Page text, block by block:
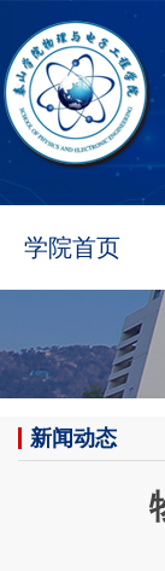
学院首页
新闻动态